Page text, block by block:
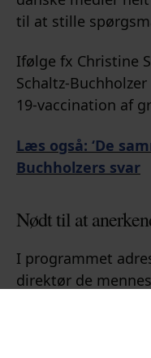
til at stille
Ifølge fx Christine
Schaltz-
19-vaccination af
Læs også: ‘De
Buchholzers svar
Nødt til at
I programmet
direktør de